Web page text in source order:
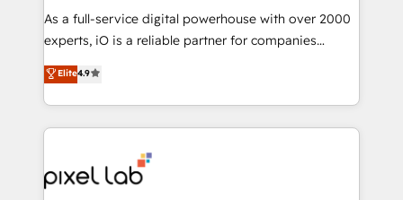
CRM and marketing data, not just implement a
system - Accelerate impact with a partner who
As a full-service digital powerhouse with over 2000
experts, iO is a reliable partner for companies
looking to strengthen their position in the fields of
marketing, technology, content, strategy and
creation. iO combines in-depth knowledge on both
the marketing and technology end of HubSpot,
from end-to-end. Teams of marketing specialists,
developers, copywriters and designers work side by
Elite4.9